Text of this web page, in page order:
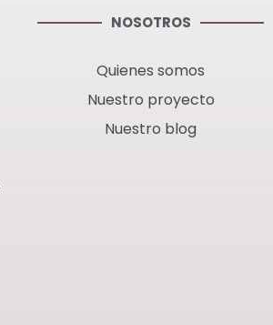
NOSOTROS
Quienes somos
Nuestro proyecto
Nuestro blog